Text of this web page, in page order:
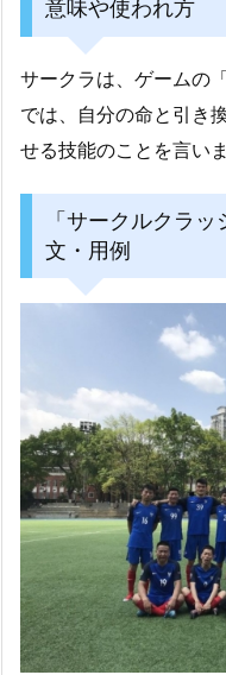
意味や使われ方
サークラは、ゲームの
では、自分の命と引き
せる技能のことを言いま
「サークルクラ
文・用例